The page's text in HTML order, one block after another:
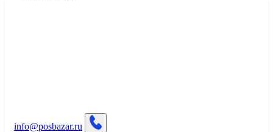
info@posbazar.ru